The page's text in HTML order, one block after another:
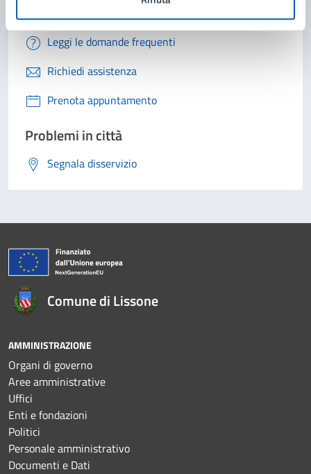
Contatta il comune
Leggi le domande frequenti
Richiedi assistenza
Prenota appuntamento
Problemi in città
Segnala disservizio
Comune di Lissone
AMMINISTRAZIONE
Organi di governo
Aree amministrative
Uffici
Enti e fondazioni
Politici
Personale amministrativo
Documenti e Dati